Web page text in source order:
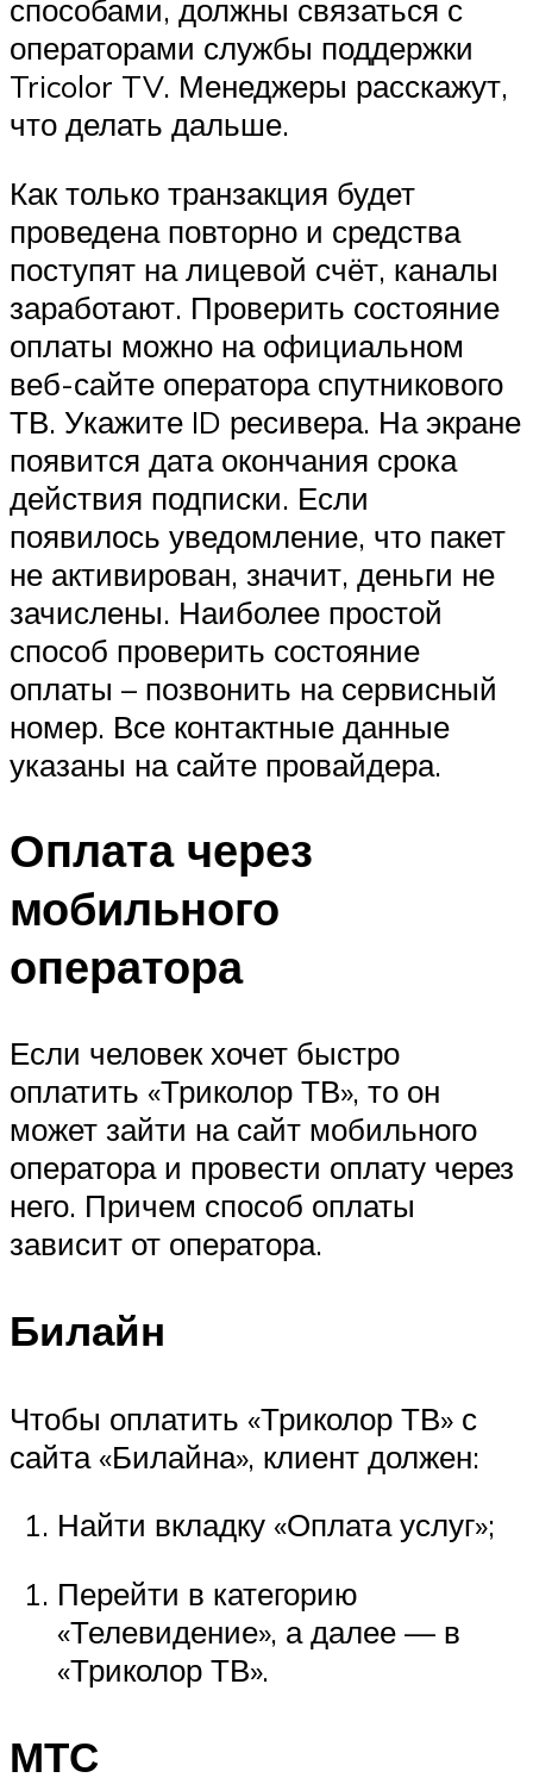
способами, должны связаться с
операторами службы поддержки
Tricolor TV. Менеджеры расскажут,
что делать дальше.
Как только транзакция будет
проведена повторно и средства
поступят на лицевой счёт, каналы
заработают. Проверить состояние
оплаты можно на официальном
веб-сайте оператора спутникового
ТВ. Укажите ID ресивера. На экране
появится дата окончания срока
действия подписки. Если
появилось уведомление, что пакет
не активирован, значит, деньги не
зачислены. Наиболее простой
способ проверить состояние
оплаты – позвонить на сервисный
номер. Все контактные данные
указаны на сайте провайдера.
Оплата через
мобильного
оператора
Если человек хочет быстро
оплатить «Триколор ТВ», то он
может зайти на сайт мобильного
оператора и провести оплату через
него. Причем способ оплаты
зависит от оператора.
Билайн
Чтобы оплатить «Триколор ТВ» с
сайта «Билайна», клиент должен:
Найти вкладку «Оплата услуг»;
Перейти в категорию
«Телевидение», а далее — в
«Триколор ТВ».
МТС